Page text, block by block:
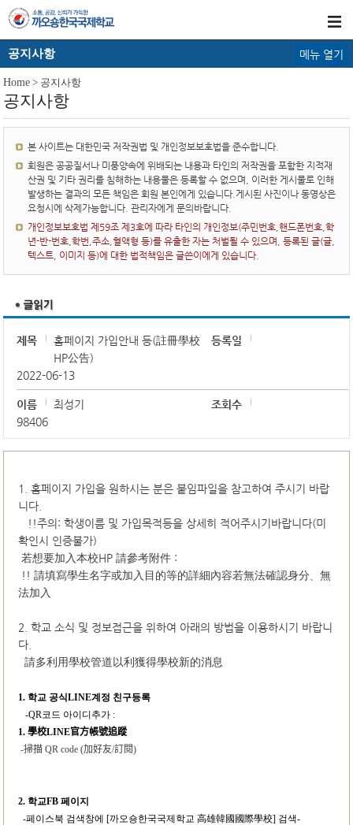
공지사항 메뉴 열기
Home > 공지사항
공지사항
본 사이트는 대한민국 저작권법 및 개인정보보호법을 준수합니다.
회원은 공공질서나 미풍양속에 위배되는 내용과 타인의 저작권을 포함한 지적재
산권 및 기타 권리를 침해하는 내용물은 등록할 수 없으며, 이러한 게시물로 인해
발생하는 결과의 모든 책임은 회원 본인에게 있습니다.게시된 사진이나 동영상은
요청시에 삭제가능합니다. 관리자에게 문의바랍니다.
개인정보보호법 제59조 제3호에 따라 타인의 개인정보(주민번호,핸드폰번호,학
년-반-번호,학번,주소,혈액형 등)를 유출한 자는 처벌될 수 있으며, 등록된 글(글,
텍스트, 이미지 등)에 대한 법적책임은 글쓴이에게 있습니다.
제목
홈페이지 가입안내 등(註冊學校
HP公告)
등록일
2022-06-13
이름 최성기
조회수
98406
1. 홈페이지 가입을 원하시는 분은 붙임파일을 참고하여 주시기 바랍
니다.
!!주의: 학생이름 및 가입목적등을 상세히 적어주시기바랍니다(미
확인시 인증불가)
若想要加入本校HP 請參考附件 :
!! 請填寫學生名字或加入目的等的詳細內容若無法確認身分、無
法加入
2. 학교 소식 및 정보접근을 위하여 아래의 방법을 이용하시기 바랍니
다.
請多利用學校管道以利獲得學校新的消息
1. 학교 공식LINE계정 친구등록
-QR코드 아이디추가 :
1.學校LINE官方帳號追蹤
-掃描 QR code (加好友/訂閱)
2. 학교FB 페이지
-페이스북 검색창에 [까오숑한국국제학교 高雄韓國國際學校] 검색-